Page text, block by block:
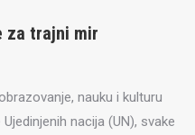
za trajni mir
nauku i kulturu
nacija (UN), svake